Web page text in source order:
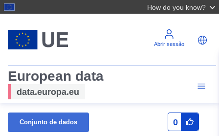
How do you know?
Abrir sessão
European data
data.europa.eu
Conjunto de dados 0